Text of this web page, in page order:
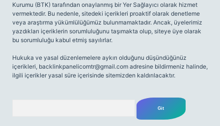
Kurumu (BTK) tarafından onaylanmış bir Yer Sağlayıcı olarak hizmet
vermektedir. Bu nedenle, sitedeki içerikleri proaktif olarak denetleme
veya araştırma yükümlülüğümüz bulunmamaktadır. Ancak, üyelerimiz
yazdıkları içeriklerin sorumluluğunu taşımakta olup, siteye üye olarak
bu sorumluluğu kabul etmiş sayılırlar.
Hukuka ve yasal düzenlemelere aykırı olduğunu düşündüğünüz
içerikleri, backlinkpanelicomtr@gmail.com adresine bildirmeniz halinde,
ilgili içerikler yasal süre içerisinde sitemizden kaldırılacaktır.